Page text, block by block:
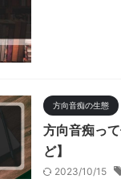
方向音痴の生態
方向音痴っ
ど】
2023/10/15